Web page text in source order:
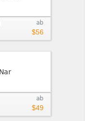
ab
$56
ab
$49